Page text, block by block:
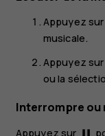
Plus
Appuyez sur
musicale.
Appuyez
ou la
Interrompre ou
Appuyez sur